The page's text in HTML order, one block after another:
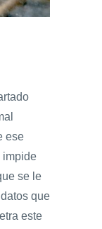
ese
impide
se le
que
este